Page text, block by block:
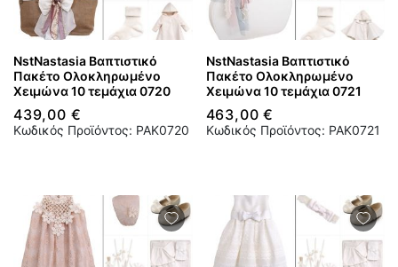
NstNastasia Βαπτιστικό
Πακέτο Ολοκληρωμένο
Χειμώνα 10 τεμάχια 0720
439,00 €
Κωδικός Προϊόντος: PAK0720
NstNastasia Βαπτιστικό
Πακέτο Ολοκληρωμένο
Χειμώνα 10 τεμάχια 0721
463,00 €
Κωδικός Προϊόντος: PAK0721